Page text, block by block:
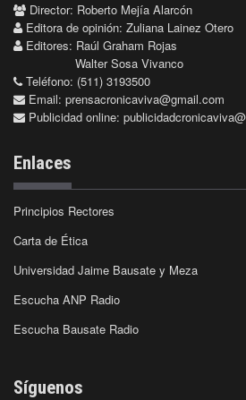
Director: Roberto Mejía Alarcón
Editora de opinión: Zuliana Lainez Otero
Editores: Raúl Graham Rojas
Walter Sosa Vivanco
Teléfono: (511) 3193500
Email: prensacronicaviva@gmail.com
Publicidad online:
Enlaces
Principios Rectores
Carta de Ética
Universidad Jaime Bausate y Meza
Escucha ANP Radio
Escucha Bausate Radio
Síguenos